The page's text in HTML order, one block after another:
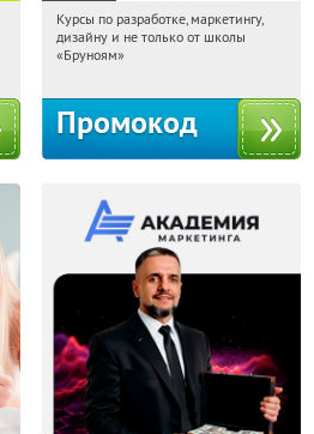
20:52:46
Получи первым!
Россия
Курсы по разработке, маркетингу,
дизайну и не только от школы
«Бруноям»
Промокод